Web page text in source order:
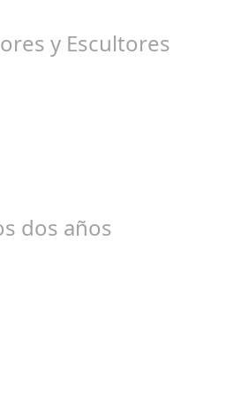
y Escultores
dos años